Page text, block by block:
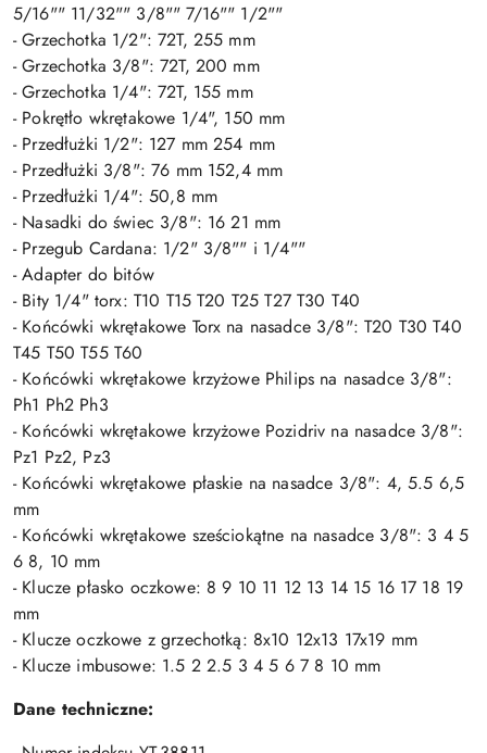
5/16"" 11/32"" 3/8"" 7/16"" 1/2""
- Grzechotka 1/2": 72T, 255 mm
- Grzechotka 3/8": 72T, 200 mm
- Grzechotka 1/4": 72T, 155 mm
- Pokrętło wkrętakowe 1/4", 150 mm
- Przedłużki 1/2": 127 mm 254 mm
- Przedłużki 3/8": 76 mm 152,4 mm
- Przedłużki 1/4": 50,8 mm
- Nasadki do świec 3/8": 16 21 mm
- Przegub Cardana: 1/2" 3/8"" i 1/4""
- Adapter do bitów
- Bity 1/4" torx: T10 T15 T20 T25 T27 T30 T40
- Końcówki wkrętakowe Torx na nasadce 3/8": T20 T30 T40
T45 T50 T55 T60
- Końcówki wkrętakowe krzyżowe Philips na nasadce 3/8":
Ph1 Ph2 Ph3
- Końcówki wkrętakowe krzyżowe Pozidriv na nasadce 3/8":
Pz1 Pz2, Pz3
- Końcówki wkrętakowe płaskie na nasadce 3/8": 4, 5.5 6,5
mm
- Końcówki wkrętakowe sześciokątne na nasadce 3/8": 3 4 5
6 8, 10 mm
- Klucze płasko oczkowe: 8 9 10 11 12 13 14 15 16 17 18 19
mm
- Klucze oczkowe z grzechotką: 8x10 12x13 17x19 mm
- Klucze imbusowe: 1.5 2 2.5 3 4 5 6 7 8 10 mm
Dane techniczne: